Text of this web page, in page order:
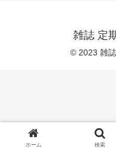
雑誌 定
© 2023 雑
ホーム 検索